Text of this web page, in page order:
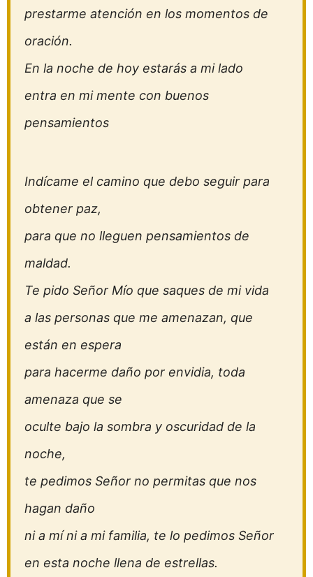
prestarme atención en los momentos de
oración.
En la noche de hoy estarás a mi lado
entra en mi mente con buenos
pensamientos
Indícame el camino que debo seguir para
obtener paz,
para que no lleguen pensamientos de
maldad.
Te pido Señor Mío que saques de mi vida
a las personas que me amenazan, que
están en espera
para hacerme daño por envidia, toda
amenaza que se
oculte bajo la sombra y oscuridad de la
noche,
te pedimos Señor no permitas que nos
hagan daño
ni a mí ni a mi familia, te lo pedimos Señor
en esta noche llena de estrellas.